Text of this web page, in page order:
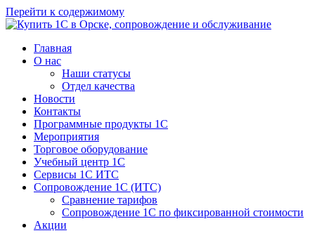
Перейти к содержимому
Главная
О нас
Наши статусы
Отдел качества
Новости
Контакты
Программные продукты 1C
Мероприятия
Торговое оборудование
Учебный центр 1C
Сервисы 1C ИТС
Сопровождение 1С (ИТС)
Сравнение тарифов
Сопровождение 1С по фиксированной стоимости
Акции